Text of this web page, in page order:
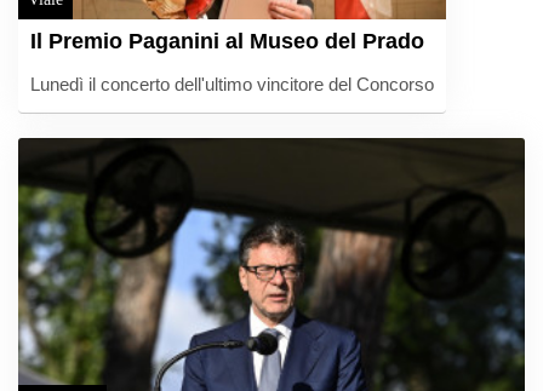
Il Premio Paganini al Museo del Prado
Lunedì il concerto dell'ultimo vincitore del Concorso